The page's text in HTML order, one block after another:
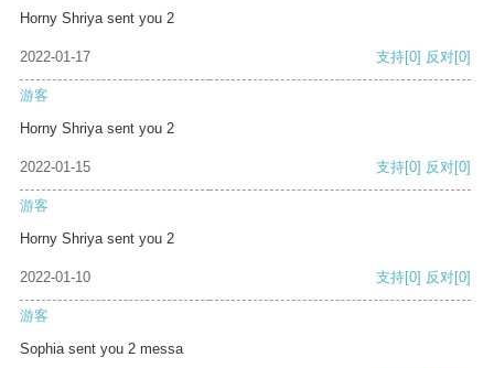
Horny Shriya sent you 2
2022-01-17 支持[0] 反对[0]
游客
Horny Shriya sent you 2
2022-01-15 支持[0] 反对[0]
游客
Horny Shriya sent you 2
2022-01-10 支持[0] 反对[0]
游客
Sophia sent you 2 messa